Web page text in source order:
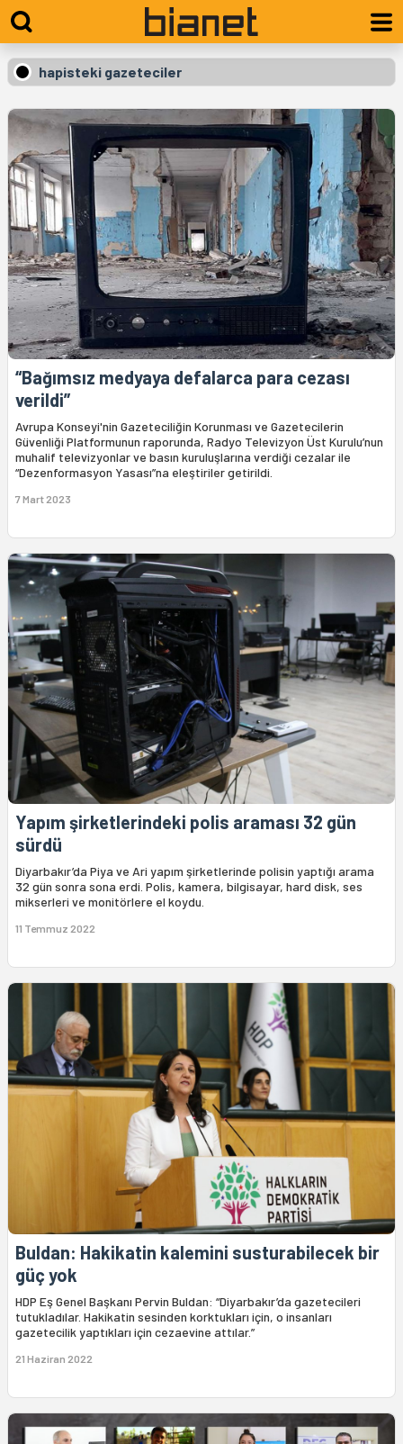
hapisteki gazeteciler
“Bağımsız medyaya defalarca para cezası
verildi”
Avrupa Konseyi'nin Gazeteciliğin Korunması ve Gazetecilerin
Güvenliği Platformunun raporunda, Radyo Televizyon Üst Kurulu’nun
muhalif televizyonlar ve basın kuruluşlarına verdiği cezalar ile
“Dezenformasyon Yasası”na eleştiriler getirildi.
7 Mart 2023
Yapım şirketlerindeki polis araması 32 gün
sürdü
Diyarbakır’da Piya ve Ari yapım şirketlerinde polisin yaptığı arama
32 gün sonra sona erdi. Polis, kamera, bilgisayar, hard disk, ses
mikserleri ve monitörlere el koydu.
11 Temmuz 2022
Buldan: Hakikatin kalemini susturabilecek bir
güç yok
HDP Eş Genel Başkanı Pervin Buldan: “Diyarbakır’da gazetecileri
tutukladılar. Hakikatin sesinden korktukları için, o insanları
gazetecilik yaptıkları için cezaevine attılar.”
21 Haziran 2022